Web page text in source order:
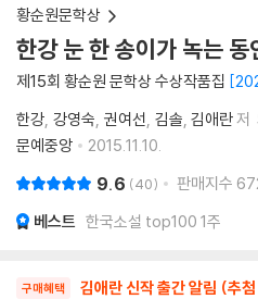
황순원문학상
한강 눈 한 송이가 녹는 동
제15회 황순원 문학상 수상작품집
한강 강영숙 권여선 김솔 김애란저
문예중앙
2015.11.10.
9.6 40 판매지수
베스트 한국소설 top100 1주
구매혜택 김애란 신작 출간 알림 (추